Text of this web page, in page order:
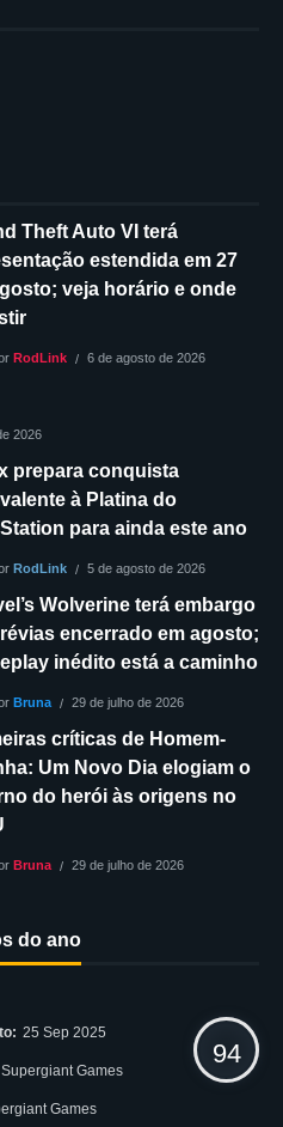
Theft Auto VI terá
estendida em 27
veja horário e onde
RodLink 6 de agosto de 2026
2026
prepara conquista
à Platina do
para ainda este ano
RodLink 5 de agosto de 2026
Wolverine terá embargo
encerrado em agosto;
inédito está a caminho
Bruna 29 de julho de 2026
críticas de Homem-
Um Novo Dia elogiam o
do herói às origens no
Bruna 29 de julho de 2026
do ano
25 Sep 2025
Supergiant Games
Games
94